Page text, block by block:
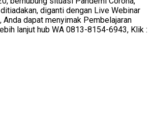
diganti dengan Live Webinar
Anda dapat menyimak Pembelajaran
lanjut hub WA 0813-8154-6943, Klik :